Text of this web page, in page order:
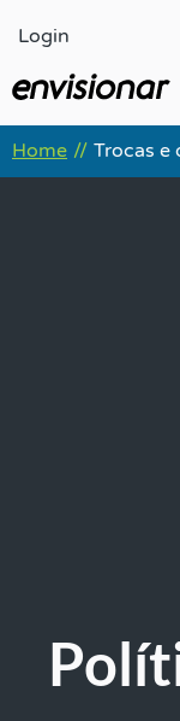
para
conteúdo
Login
Home // Trocas e